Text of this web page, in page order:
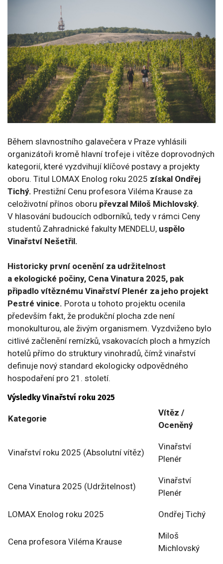
Během slavnostního galavečera v Praze vyhlásili
organizátoři kromě hlavní trofeje i vítěze doprovodných
kategorií, které vyzdvihují klíčové postavy a projekty
oboru. Titul LOMAX Enolog roku 2025 získal Ondřej
Tichý. Prestižní Cenu profesora Viléma Krause za
celoživotní přínos oboru převzal Miloš Michlovský.
V hlasování budoucích odborníků, tedy v rámci Ceny
studentů Zahradnické fakulty MENDELU, uspělo
Vinařství Nešetřil.
Historicky první ocenění za udržitelnost
a ekologické počiny, Cena Vinatura 2025, pak
připadlo vítěznému Vinařství Plenér za jeho projekt
Pestré vinice. Porota u tohoto projektu ocenila
především fakt, že produkční plocha zde není
monokulturou, ale živým organismem. Vyzdviženo bylo
citlivé začlenění remízků, vsakovacích ploch a hmyzích
hotelů přímo do struktury vinohradů, čímž vinařství
definuje nový standard ekologicky odpovědného
hospodaření pro 21. století.
Výsledky Vinařství roku 2025
Kategorie
Vítěz /
Oceněný
Vinařství roku 2025 (Absolutní vítěz)
Vinařství
Plenér
Cena Vinatura 2025 (Udržitelnost)
Vinařství
Plenér
LOMAX Enolog roku 2025 Ondřej Tichý
Cena profesora Viléma Krause
Miloš
Michlovský